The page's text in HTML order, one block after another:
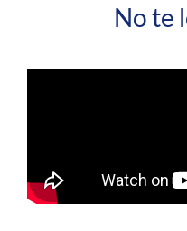
No te